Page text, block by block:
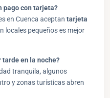
pago con tarjeta?
en Cuenca aceptan tarjeta
locales pequeños es mejor
tarde en la noche?
tranquila, algunos
y zonas turísticas abren